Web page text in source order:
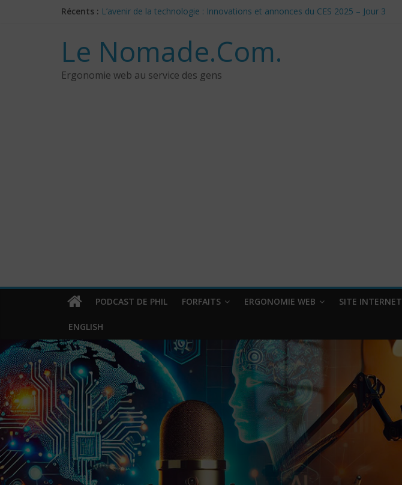
Récents : L’avenir de la technologie : Innovations et annonces du CES 2025 – Jour 3
Google Deep Mind – IA : Simulation Mondiale et Défis Éthiques
NotebookLM : Mes commentaires sur 2 mois d’utilisation
CES 2025: Technologies insolites – jour 5
Le Nomade.Com.
Ergonomie web au service des gens
PODCAST DE PHIL FORFAITS ERGONOMIE WEB SITE INTERNET
ENGLISH